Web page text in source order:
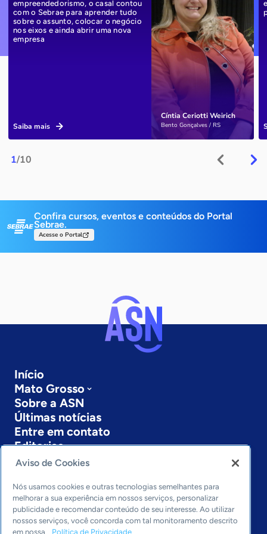
1/10
Cíntia Ceriotti Weirich
Bento Gonçalves / RS
empreendedorismo, o casal contou
com o Sebrae para aprender tudo
sobre o assunto, colocar o negócio
nos eixos e ainda abrir uma nova
empresa
Saiba mais
Confira cursos, eventos e conteúdos do Portal
Sebrae.
Acesse o Portal
Início
Mato Grosso
Sobre a ASN
Últimas notícias
Entre em contato
Editorias
Economia & Política
Inovação & Tecnologia
Cultura empreendedora
Dados
Arquivo
Aviso de Cookies
Nós usamos cookies e outras tecnologias semelhantes para
melhorar a sua experiência em nossos serviços, personalizar
publicidade e recomendar conteúdo de seu interesse. Ao utilizar
nossos serviços, você concorda com tal monitoramento descrito
em nossa
Política de Privacidade